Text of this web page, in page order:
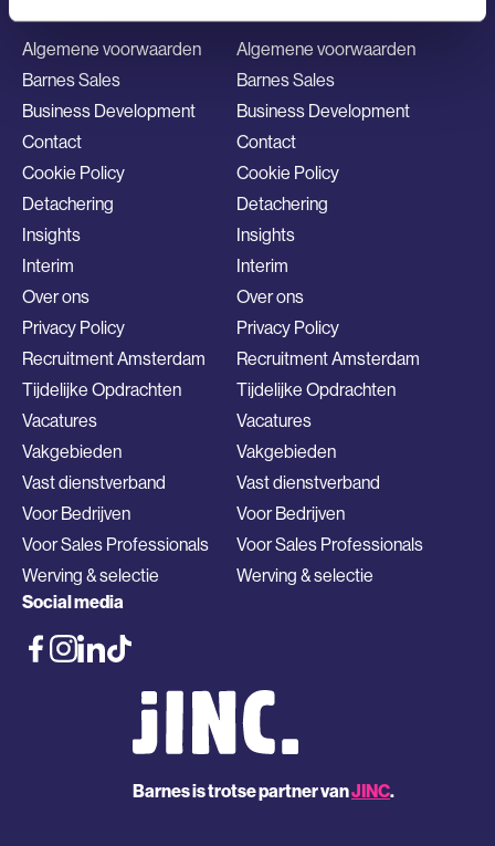
Algemene voorwaarden
Barnes Sales
Business Development
Contact
Cookie Policy
Detachering
Insights
Interim
Over ons
Privacy Policy
Recruitment Amsterdam
Tijdelijke Opdrachten
Vacatures
Vakgebieden
Vast dienstverband
Voor Bedrijven
Voor Sales Professionals
Werving & selectie
Algemene voorwaarden
Barnes Sales
Business Development
Contact
Cookie Policy
Detachering
Insights
Interim
Over ons
Privacy Policy
Recruitment Amsterdam
Tijdelijke Opdrachten
Vacatures
Vakgebieden
Vast dienstverband
Voor Bedrijven
Voor Sales Professionals
Werving & selectie
Social media
Barnes is trotse partner vanJINC.